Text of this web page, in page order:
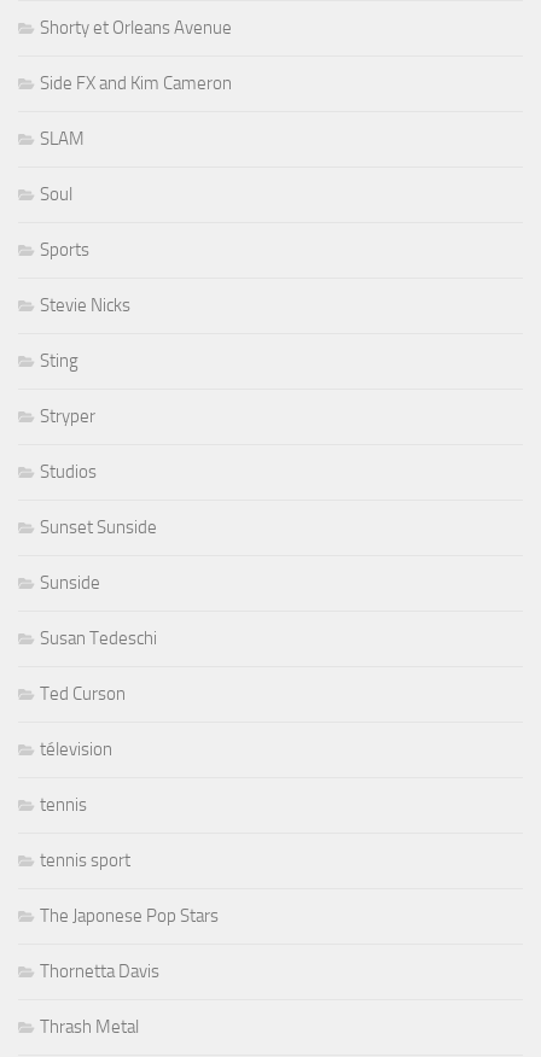
Shorty et Orleans Avenue
Side FX and Kim Cameron
SLAM
Soul
Sports
Stevie Nicks
Sting
Stryper
Studios
Sunset Sunside
Sunside
Susan Tedeschi
Ted Curson
télevision
tennis
tennis sport
The Japonese Pop Stars
Thornetta Davis
Thrash Metal